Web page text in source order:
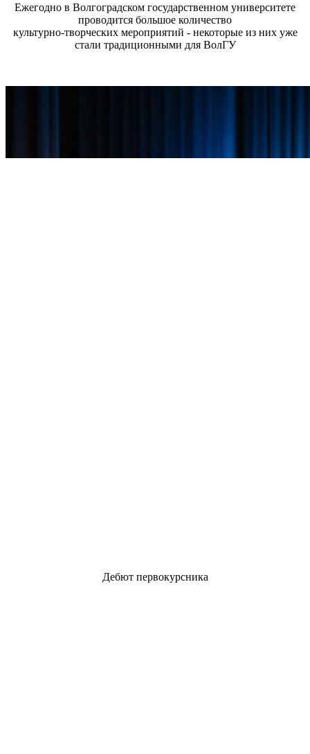
Ежегодно в Волгоградском государственном университете
проводится большое количество
культурно-творческих мероприятий - некоторые из них уже
стали традиционными для ВолГУ
Дебют первокурсника